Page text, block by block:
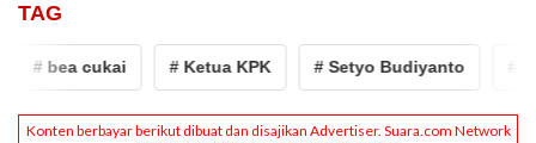
TAG
# bea cukai # Ketua KPK # Setyo Budiyanto #